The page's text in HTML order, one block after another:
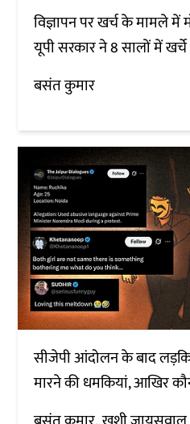
विज्ञापन पर खर्च के मामले
यूपी सरकार ने 8 सालों में
बसंत कुमार
सीजेपी आंदोलन के बाद
मारने की धमकियां, आखिर